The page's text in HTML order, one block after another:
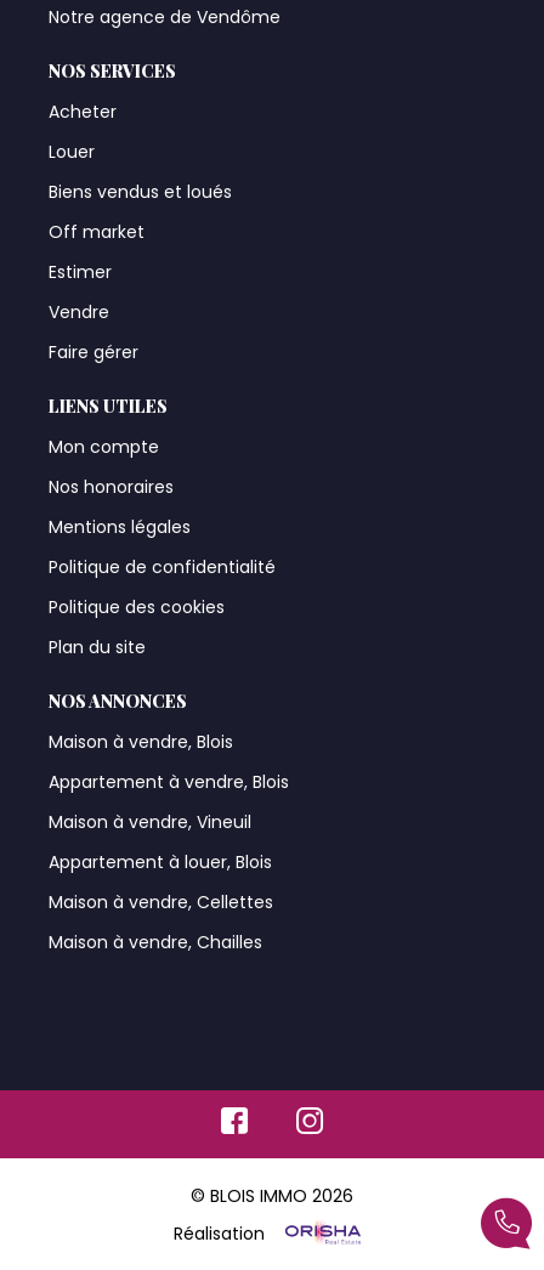
Notre agence de Vendôme
NOS SERVICES
Acheter
Louer
Biens vendus et loués
Off market
Estimer
Vendre
Faire gérer
LIENS UTILES
Mon compte
Nos honoraires
Mentions légales
Politique de confidentialité
Politique des cookies
Plan du site
NOS ANNONCES
Maison à vendre, Blois
Appartement à vendre, Blois
Maison à vendre, Vineuil
Appartement à louer, Blois
Maison à vendre, Cellettes
Maison à vendre, Chailles
© BLOIS IMMO 2026
Réalisation